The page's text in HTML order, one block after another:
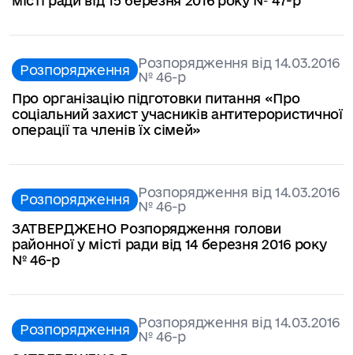
Розпорядження Розпорядження від 14.03.2016
№ 46-р
Про організацію підготовки питання «Про
соціальний захист учасників антитерористичної
операції та членів їх сімей»
Розпорядження Розпорядження від 14.03.2016
№ 46-р
ЗАТВЕРДЖЕНО Розпорядження голови
районної у місті ради від 14 березня 2016 року
№ 46-р
Розпорядження Розпорядження від 14.03.2016
№ 46-р